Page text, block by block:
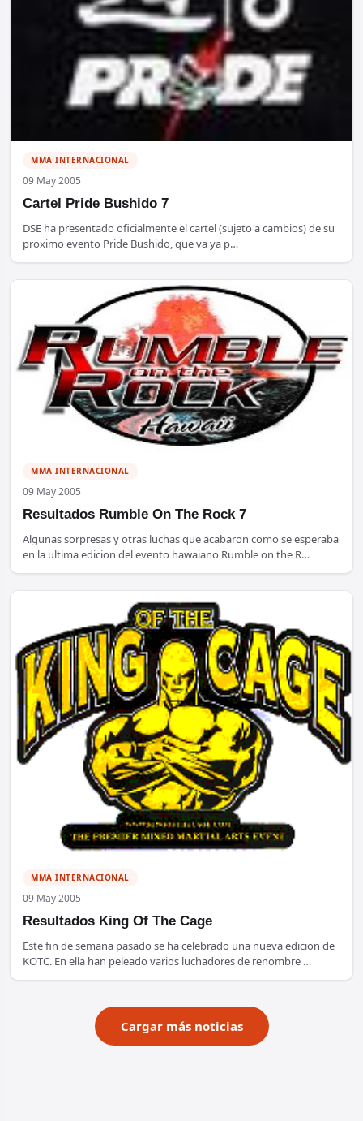
MMA INTERNACIONAL
09 May 2005
Cartel Pride Bushido 7
DSE ha presentado oficialmente el cartel (sujeto a cambios) de su
proximo evento Pride Bushido, que va ya p…
MMA INTERNACIONAL
09 May 2005
Resultados Rumble On The Rock 7
Algunas sorpresas y otras luchas que acabaron como se esperaba
en la ultima edicion del evento hawaiano Rumble on the R…
MMA INTERNACIONAL
09 May 2005
Resultados King Of The Cage
Este fin de semana pasado se ha celebrado una nueva edicion de
KOTC. En ella han peleado varios luchadores de renombre …
Cargar más noticias